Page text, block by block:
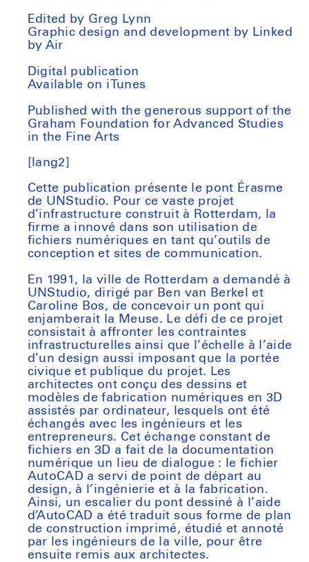
Edited by Greg Lynn
Graphic design and development by Linked
by Air
Digital publication
Available on iTunes
Published with the generous support of the
Graham Foundation for Advanced Studies
in the Fine Arts
[lang2]
Cette publication présente le pont Érasme
de UNStudio. Pour ce vaste projet
d’infrastructure construit à Rotterdam, la
firme a innové dans son utilisation de
fichiers numériques en tant qu’outils de
conception et sites de communication.
En 1991, la ville de Rotterdam a demandé à
UNStudio, dirigé par Ben van Berkel et
Caroline Bos, de concevoir un pont qui
enjamberait la Meuse. Le défi de ce projet
consistait à affronter les contraintes
infrastructurelles ainsi que l’échelle à l’aide
d’un design aussi imposant que la portée
civique et publique du projet. Les
architectes ont conçu des dessins et
modèles de fabrication numériques en 3D
assistés par ordinateur, lesquels ont été
échangés avec les ingénieurs et les
entrepreneurs. Cet échange constant de
fichiers en 3D a fait de la documentation
numérique un lieu de dialogue : le fichier
AutoCAD a servi de point de départ au
design, à l’ingénierie et à la fabrication.
Ainsi, un escalier du pont dessiné à l’aide
d’AutoCAD a été traduit sous forme de plan
de construction imprimé, étudié et annoté
par les ingénieurs de la ville, pour être
ensuite remis aux architectes.